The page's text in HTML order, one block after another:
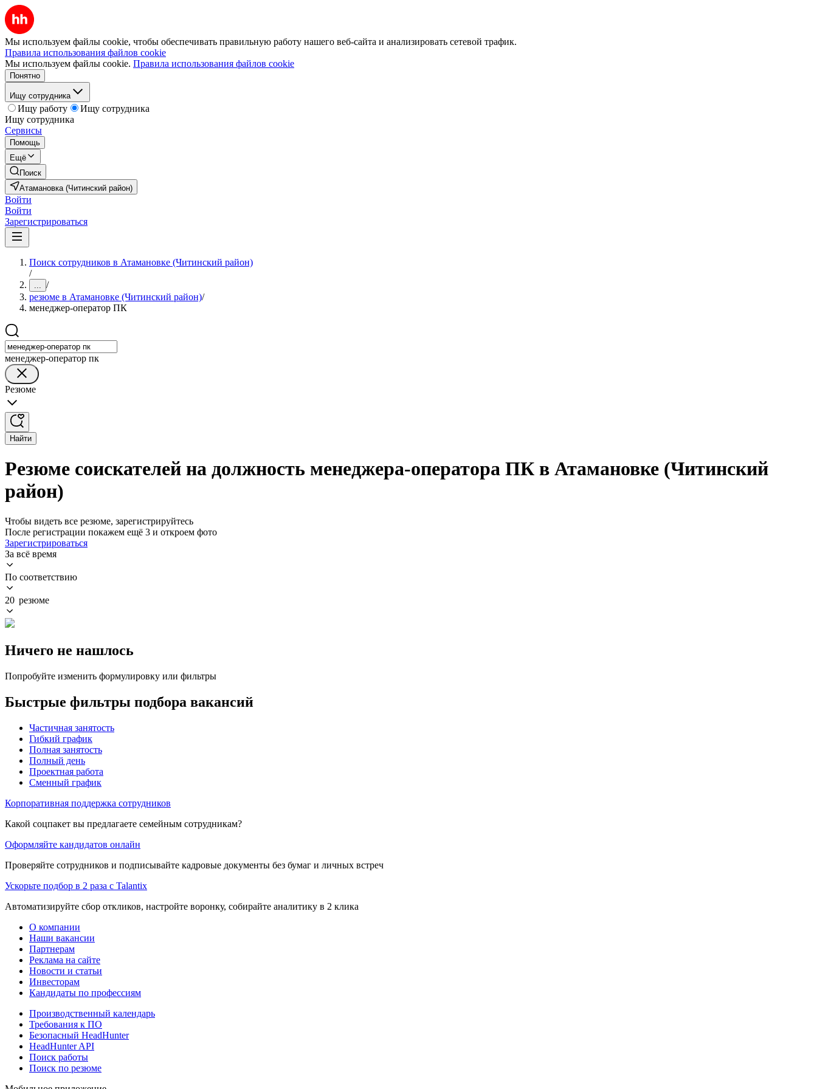
Мы используем файлы cookie, чтобы обеспечивать правильную работу нашего веб-сайта и анализировать сетевой трафик.
Правила использования файлов cookie
Мы используем файлы cookie. Правила использования файлов cookie
Понятно
Ищу сотрудника
Ищу работу
Ищу сотрудника
Ищу сотрудника
Сервисы
Помощь
Ещё
Поиск
Атамановка (Читинский район)
Войти
Войти
Зарегистрироваться
Поиск сотрудников в Атамановке (Читинский район)
/
... /
резюме в Атамановке (Читинский район)/
менеджер-оператор ПК
менеджер-оператор пк
Резюме
Найти
Резюме соискателей на должность менеджера-оператора ПК в Атамановке (Читинский
район)
Чтобы видеть все резюме, зарегистрируйтесь
После регистрации покажем ещё 3 и откроем фото
Зарегистрироваться
За всё время
По соответствию
20 резюме
Ничего не нашлось
Попробуйте изменить формулировку или фильтры
Быстрые фильтры подбора вакансий
Частичная занятость
Гибкий график
Полная занятость
Полный день
Проектная работа
Сменный график
Корпоративная поддержка сотрудников
Какой соцпакет вы предлагаете семейным сотрудникам?
Оформляйте кандидатов онлайн
Проверяйте сотрудников и подписывайте кадровые документы без бумаг и личных встреч
Ускорьте подбор в 2 раза с Talantix
Автоматизируйте сбор откликов, настройте воронку, собирайте аналитику в 2 клика
О компании
Наши вакансии
Партнерам
Реклама на сайте
Новости и статьи
Инвесторам
Кандидаты по профессиям
Производственный календарь
Требования к ПО
Безопасный HeadHunter
HeadHunter API
Поиск работы
Поиск по резюме